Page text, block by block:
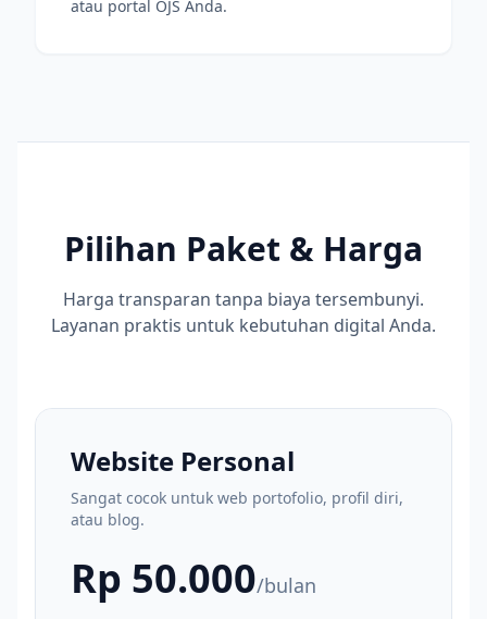
atau portal OJS Anda.
Pilihan Paket & Harga
Harga transparan tanpa biaya tersembunyi.
Layanan praktis untuk kebutuhan digital Anda.
Website Personal
Sangat cocok untuk web portofolio, profil diri,
atau blog.
Rp 50.000/bulan